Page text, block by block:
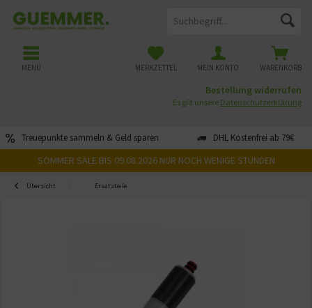
Treuepunkte sammeln & Geld sparen DHL Kostenfrei ab 79€
WARENKORB
MERKZETTEL MEIN KONTO
MENÜ
Bestellung widerrufen
Es gilt unsere Datenschutzerklärung
SOMMER SALE BIS 09.08.2026 NUR NOCH WENIGE STUNDEN
Übersicht Ersatzteile